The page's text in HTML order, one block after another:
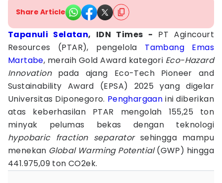
Share Article
Tapanuli Selatan, IDN Times - PT Agincourt
Resources (PTAR), pengelola Tambang Emas
Martabe, meraih Gold Award kategori Eco-Hazard
Innovationpada ajang Eco-Tech Pioneer and
Sustainability Award (EPSA) 2025 yang digelar
Universitas Diponegoro. Penghargaan ini diberikan
atas keberhasilan PTAR mengolah 155,25 ton
minyak pelumas bekas dengan teknologi
hypobaric fraction separatorsehingga mampu
menekan Global Warming Potential(GWP) hingga
441.975,09 ton CO2ek.